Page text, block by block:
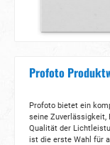
Profoto
Profoto bietet ein
seine Zuverlässigkeit,
Qualität der
ist die erste Wahl für